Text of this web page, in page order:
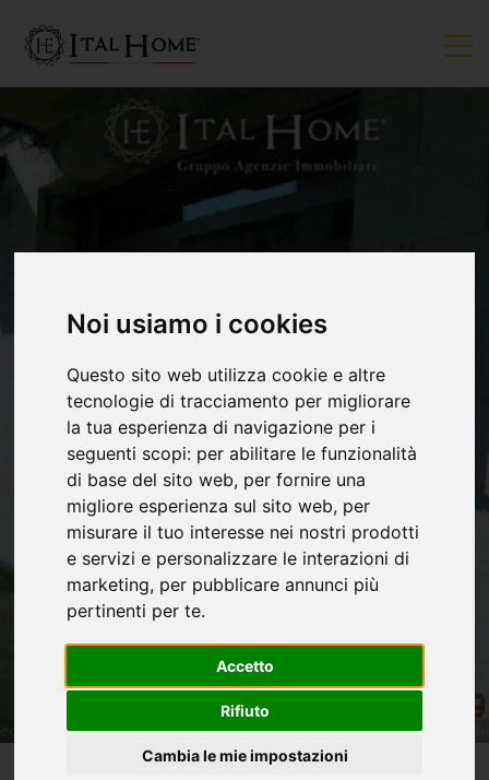
Noi usiamo i cookies
Questo sito web utilizza cookie e altre
tecnologie di tracciamento per migliorare
la tua esperienza di navigazione per i
seguenti scopi: per abilitare le funzionalità
di base del sito web, per fornire una
migliore esperienza sul sito web, per
misurare il tuo interesse nei nostri prodotti
e servizi e personalizzare le interazioni di
marketing, per pubblicare annunci più
pertinenti per te.
Accetto
Rifiuto
Cambia le mie impostazioni